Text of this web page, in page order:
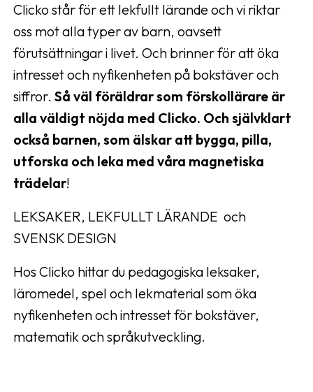
Clicko står för ett lekfullt lärande och vi riktar
oss mot alla typer av barn, oavsett
förutsättningar i livet. Och brinner för att öka
intresset och nyfikenheten på bokstäver och
siffror. Så väl föräldrar som förskollärare är
alla väldigt nöjda med Clicko. Och självklart
också barnen, som älskar att bygga, pilla,
utforska och leka med våra magnetiska
trädelar!
LEKSAKER, LEKFULLT LÄRANDE och
SVENSK DESIGN
Hos Clicko hittar du pedagogiska leksaker,
läromedel, spel och lekmaterial som öka
nyfikenheten och intresset för bokstäver,
matematik och språkutveckling.